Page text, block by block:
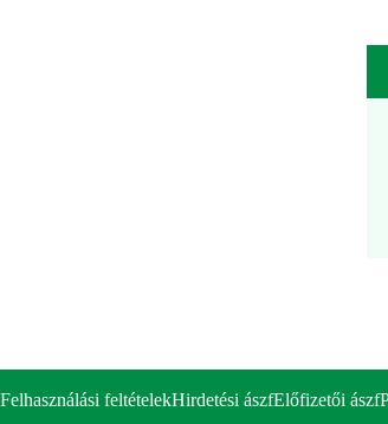
Felhasználási feltételekHirdetési ászfElőfizetői ászf